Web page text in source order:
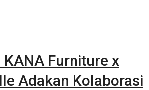
KANA Furniture x
Adakan Kolaborasi